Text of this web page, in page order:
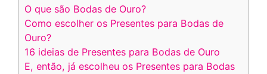
O que são Bodas de Ouro?
Como escolher os Presentes para Bodas de
Ouro?
16 ideias de Presentes para Bodas de Ouro
E, então, já escolheu os Presentes para Bodas